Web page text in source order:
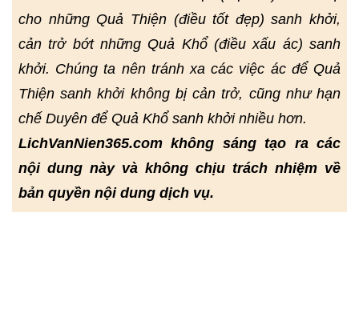
cho những Quả Thiện (điều tốt đẹp) sanh khởi,
cản trở bớt những Quả Khổ (điều xấu ác) sanh
khởi. Chúng ta nên tránh xa các việc ác để Quả
Thiện sanh khởi không bị cản trở, cũng như hạn
chế Duyên để Quả Khổ sanh khởi nhiều hơn.
LichVanNien365.com không sáng tạo ra các
nội dung này và không chịu trách nhiệm về
bản quyền nội dung dịch vụ.